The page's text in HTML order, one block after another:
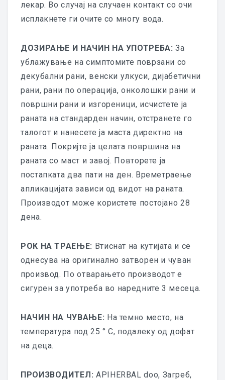
ИСКУСТВА
НОВОСТИ
лекар. Во случај на случаен контакт со очи
исплакнете ги очите со многу вода.
ДОЗИРАЊЕ И НАЧИН НА УПОТРЕБА: За
ублажување на симптомите поврзани со
декубални рани, венски улкуси, дијабетични
рани, рани по операција, онколошки рани и
површни рани и изгореници, исчистете ја
раната на стандарден начин, отстранете го
талогот и нанесете ја маста директно на
раната. Покријте ја целата површина на
раната со маст и завој. Повторете ја
постапката два пати на ден. Времетраење
апликацијата зависи од видот на раната.
Производот може користете постојано 28
дена.
РОК НА ТРАЕЊЕ: Втиснат на кутијата и се
однесува на оригинално затворен и чуван
производ. По отварањето производот е
сигурен за употреба во наредните 3 месеца.
НАЧИН НА ЧУВАЊЕ: На темно место, на
температура под 25 ° C, подалеку од дофат
на деца.
ПРОИЗВОДИТЕЛ: APIHERBAL doo, Загреб,